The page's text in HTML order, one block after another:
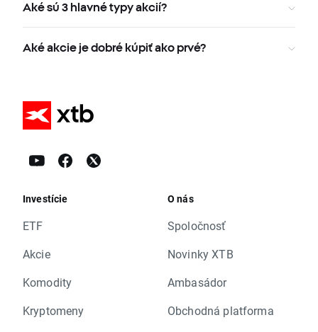
Aké sú 3 hlavné typy akcií?
Aké akcie je dobré kúpiť ako prvé?
Investície
ETF
Akcie
Komodity
Kryptomeny
O nás
Spoločnosť
Novinky XTB
Ambasádor
Obchodná platforma